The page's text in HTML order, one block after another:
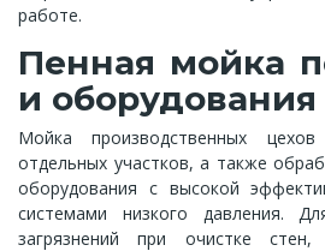
работе.
Пенная мойка
и оборудования
Мойка производственных
отдельных участков, а также
оборудования с высокой
системами низкого давления.
загрязнений при очистке